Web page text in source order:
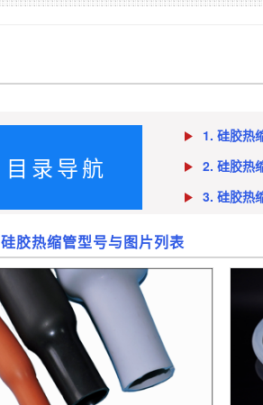
目录导航
1. 硅胶热
2. 硅胶热
3. 硅胶热
硅胶热缩管型号与图片列表